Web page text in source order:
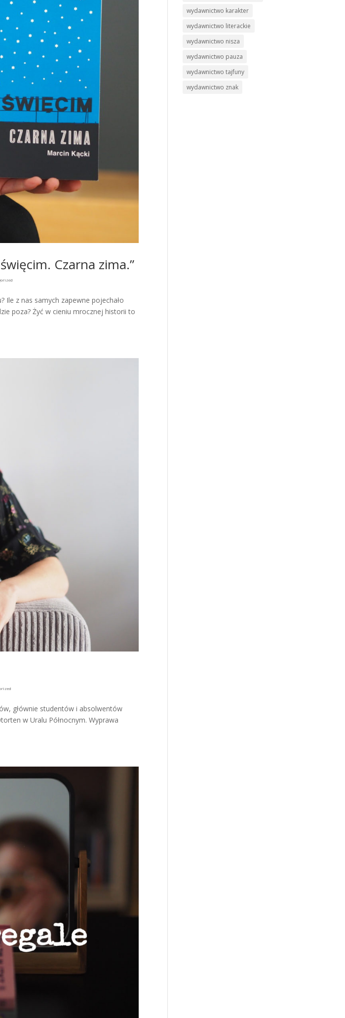
Czarna zima.”
Ile z nas samych zapewne pojechało
poza? Żyć w cieniu mrocznej historii to
głównie studentów i absolwentów
w Uralu Północnym. Wyprawa
wydawnictwo karakter
wydawnictwo literackie
wydawnictwo nisza
wydawnictwo pauza
wydawnictwo tajfuny
wydawnictwo znak